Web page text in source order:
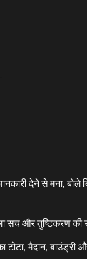
देने से मना,
सच और तुष्टिकरण की
टोटा, मैदान, बाउंड्री